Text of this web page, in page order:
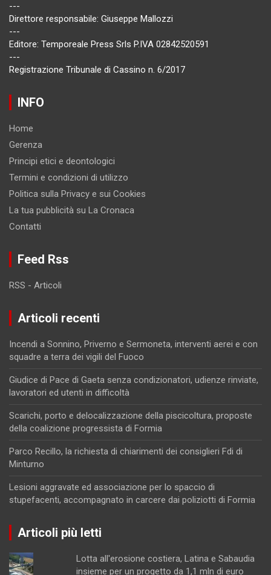
---
Direttore responsabile: Giuseppe Mallozzi
---
Editore: Temporeale Press Srls P.IVA 02842520591
---
Registrazione Tribunale di Cassino n. 6/2017
INFO
Home
Gerenza
Principi etici e deontologici
Termini e condizioni di utilizzo
Politica sulla Privacy e sui Cookies
La tua pubblicità su La Cronaca
Contatti
Feed Rss
RSS - Articoli
Articoli recenti
Incendi a Sonnino, Priverno e Sermoneta, interventi aerei e con
squadre a terra dei vigili del Fuoco
Giudice di Pace di Gaeta senza condizionatori, udienze rinviate,
lavoratori ed utenti in difficoltà
Scarichi, porto e delocalizzazione della piscicoltura, proposte
della coalizione progressista di Formia
Parco Recillo, la richiesta di chiarimenti dei consiglieri Fdi di
Minturno
Lesioni aggravate ed associazione per lo spaccio di
stupefacenti, accompagnato in carcere dai poliziotti di Formia
Articoli più letti
Lotta all'erosione costiera, Latina e Sabaudia
insieme per un progetto da 1,1 mln di euro